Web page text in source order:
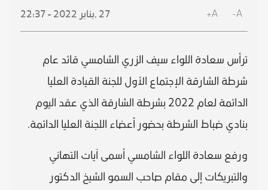
A-
A+
27 , يناير 2022 - 22:37
ترأس سعادة اللواء سيف الزري الشامسي قائد عام
شرطة الشارقة الإجتماع الأول للجنة القيادة العليا
الدائمة لعام 2022 بشرطة الشارقة الذي عقد اليوم
بنادي ضباط الشرطة بحضور أعضاء اللجنة العليا الدائمة.
ورفع سعادة اللواء الشامسي أسمى آيات التهاني
والتبريكات إلى مقام صاحب السمو الشيخ الدكتور